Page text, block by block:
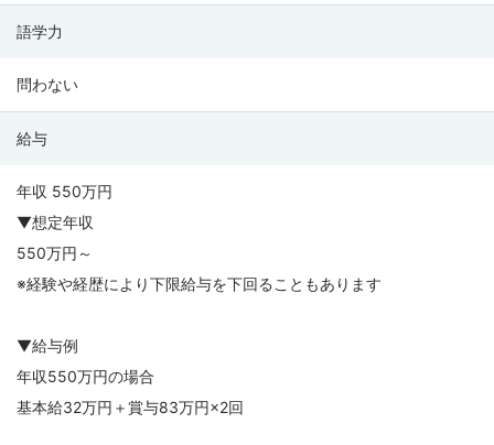
語学力
問わない
給与
年収 550万円
▼想定年収
550万円～
※経験や経歴により下限給与を下回ることもあります
▼給与例
年収550万円の場合
基本給32万円＋賞与83万円×2回